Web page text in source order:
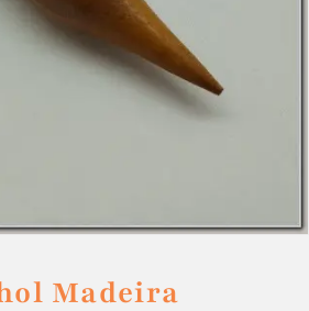
Madeira